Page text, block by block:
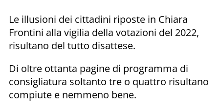
Le illusioni dei cittadini riposte in Chiara
Frontini alla vigilia della votazioni del 2022,
risultano del tutto disattese.
Di oltre ottanta pagine di programma di
consigliatura soltanto tre o quattro risultano
compiute e nemmeno bene.